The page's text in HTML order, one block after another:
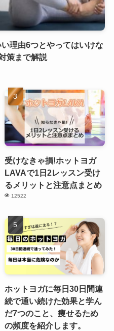
理由6つとやってはいけな
策まで解説
受けなきゃ損!ホットヨガ
LAVAで1日2レッスン受け
るメリットと注意点まとめ
12522
ホットヨガに毎日30日間連
続で通い続けた効果と学ん
だ7つのこと、痩せるため
の頻度を紹介します。